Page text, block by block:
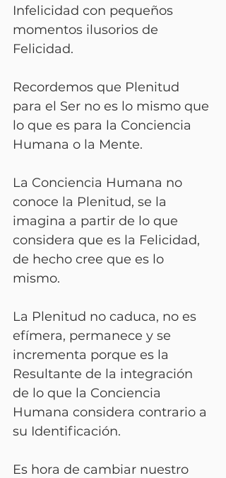
Infelicidad con pequeños
momentos ilusorios de
Felicidad.
Recordemos que Plenitud
para el Ser no es lo mismo que
lo que es para la Conciencia
Humana o la Mente.
La Conciencia Humana no
conoce la Plenitud, se la
imagina a partir de lo que
considera que es la Felicidad,
de hecho cree que es lo
mismo.
La Plenitud no caduca, no es
efímera, permanece y se
incrementa porque es la
Resultante de la integración
de lo que la Conciencia
Humana considera contrario a
su Identificación.
Es hora de cambiar nuestro